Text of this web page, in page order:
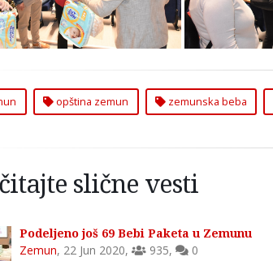
opština zemun zemunska beba
slične vesti
Podeljeno još 69 Bebi Paketa u Zemunu
Zemun, 22 Jun 2020, 935, 0